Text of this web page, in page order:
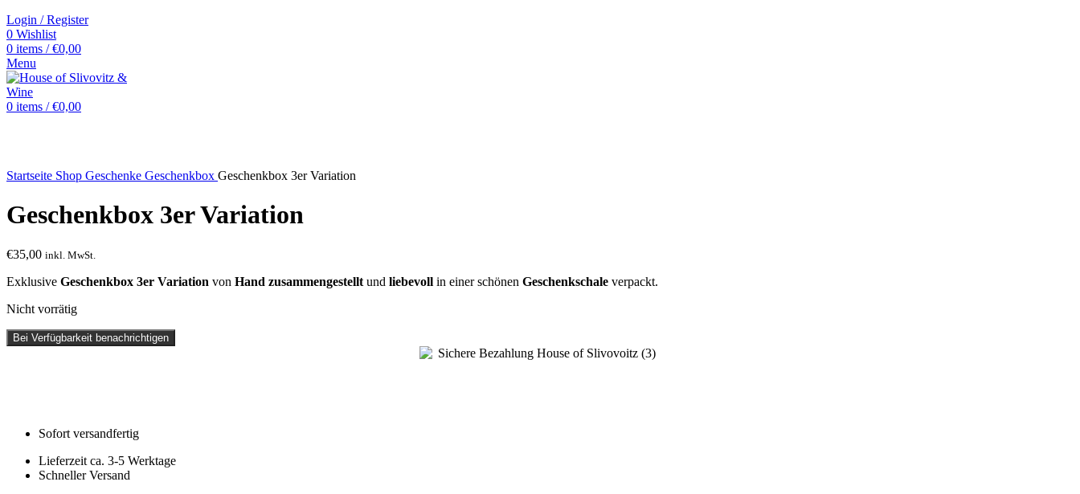
Login / Register
0 Wishlist
0 items / €0,00
Menu
0 items / €0,00
Startseite Shop Geschenke Geschenkbox Geschenkbox 3er Variation
Geschenkbox 3er Variation
€35,00 inkl. MwSt.
Exklusive Geschenkbox 3er Variation von Hand zusammengestellt und liebevoll in einer schönen Geschenkschale verpackt.
Nicht vorrätig
Bei Verfügbarkeit benachrichtigen
Sofort versandfertig
Lieferzeit ca. 3-5 Werktage
Schneller Versand